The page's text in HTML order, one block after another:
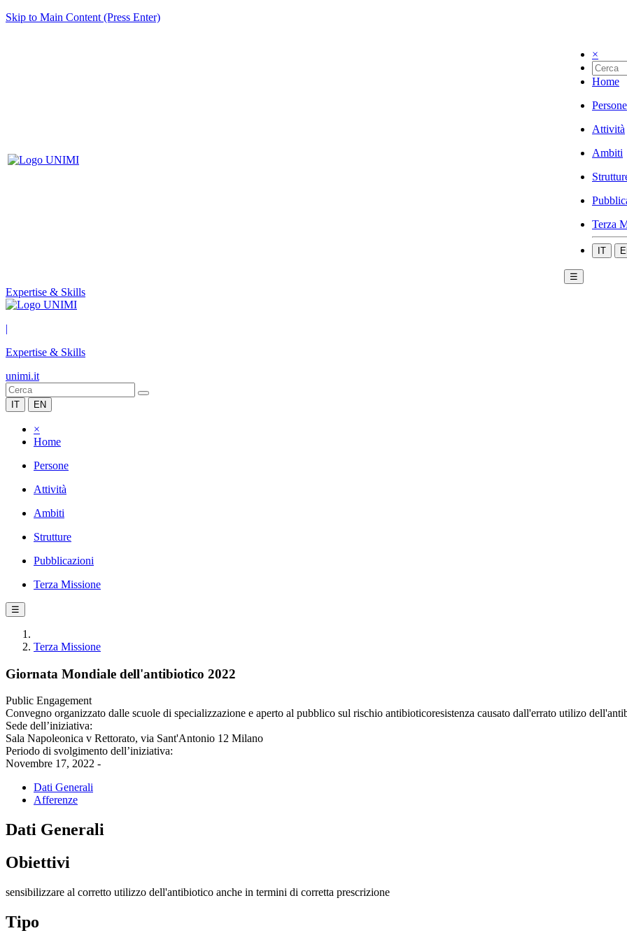
Skip to Main Content (Press Enter)
×
Home
Persone
Attività
Ambiti
Terza
IT
☰
Expertise & Skills
|
Expertise & Skills
unimi.it
IT EN
×
Home
Persone
Attività
Ambiti
Strutture
Pubblicazioni
Terza Missione
☰
Terza Missione
Giornata Mondiale dell'antibiotico 2022
Public Engagement
Convegno organizzato dalle scuole di specializzazione e aperto al pubblico sul rischio antibioticoresistenza causato dall'errato utilizo
Sede dell’iniziativa:
Sala Napoleonica v Rettorato, via Sant'Antonio 12 Milano
Periodo di svolgimento dell’iniziativa:
Novembre 17, 2022 -
Dati Generali
Afferenze
Dati Generali
Obiettivi
sensibilizzare al corretto utilizzo dell'antibiotico anche in termini di corretta prescrizione
Tipo